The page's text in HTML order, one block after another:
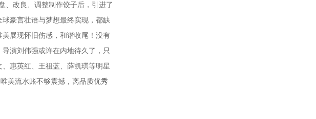
、改良、调整制作饺子后，引进了
豪言壮语与梦想最终实现，都缺
展现怀旧伤感，和谐收尾！没有
演刘伟强或许在内地待久了，只
惠英红、王祖蓝、薛凯琪等明星
美流水账不够震撼，离品质优秀